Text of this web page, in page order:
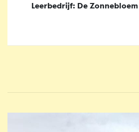
Leerbedrijf: De Zonnebloem